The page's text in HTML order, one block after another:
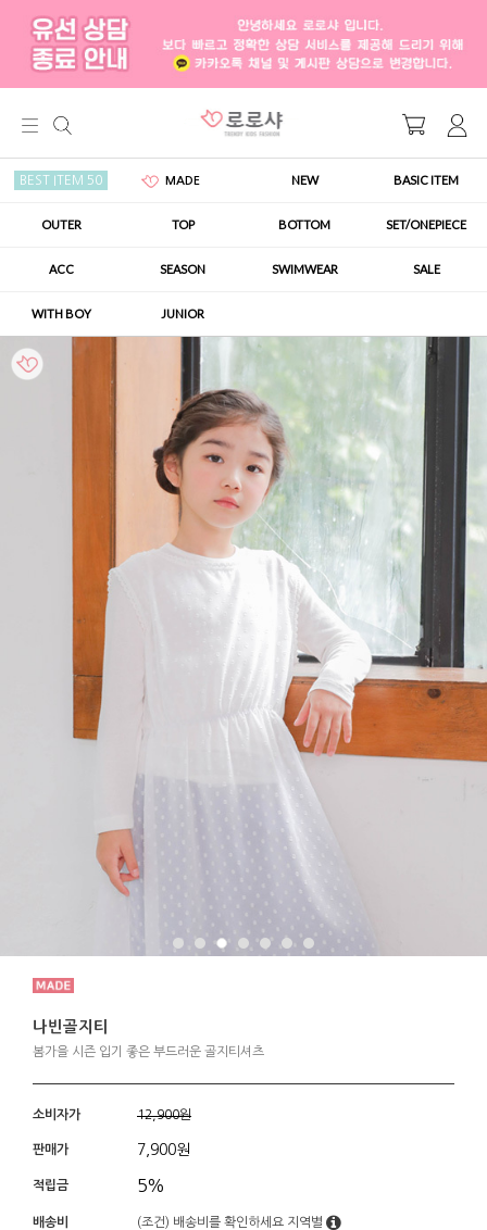
BEST ITEM 50 MADE NEW BASIC ITEM
OUTER TOP BOTTOM SET/ONEPIECE
ACC SEASON SWIMWEAR SALE
WITH BOY JUNIOR
나빈골지티
봄가을 시즌 입기 좋은 부드러운 골지티셔츠
소비자가 12,900원
판매가 7,900원
적립금 5%
배송비 (조건) 배송비를 확인하세요 지역별